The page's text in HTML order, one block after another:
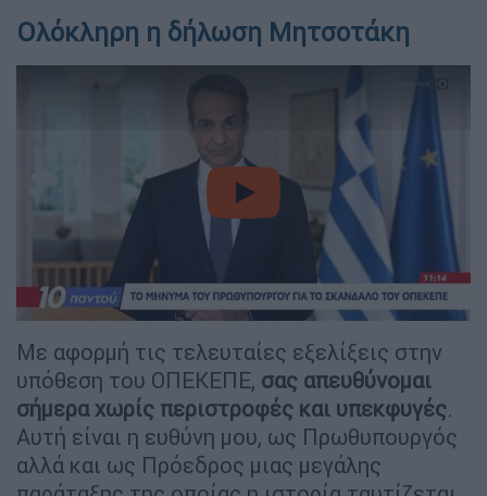
Ολόκληρη η δήλωση Μητσοτάκη
video
Με αφορμή τις τελευταίες εξελίξεις στην
υπόθεση του ΟΠΕΚΕΠΕ, σας απευθύνομαι
σήμερα χωρίς περιστροφές και υπεκφυγές.
Αυτή είναι η ευθύνη μου, ως Πρωθυπουργός
αλλά και ως Πρόεδρος μιας μεγάλης